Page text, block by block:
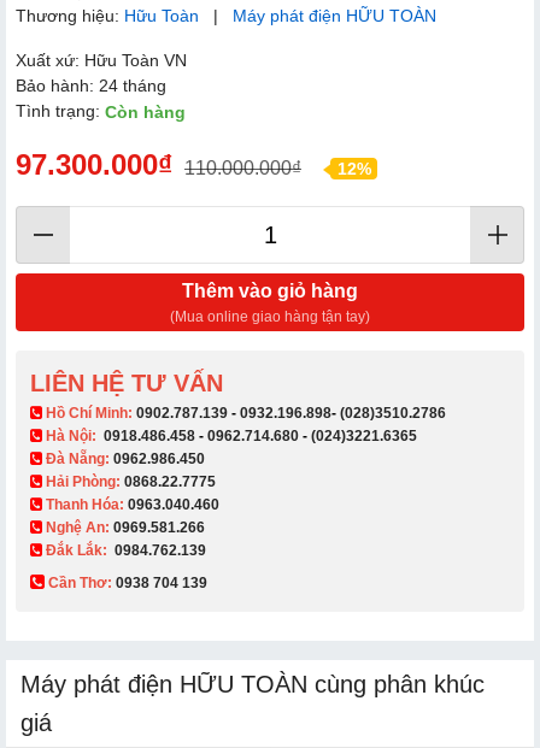
Thương hiệu: Hữu Toàn | Máy phát điện HỮU TOÀN
Xuất xứ: Hữu Toàn VN
Bảo hành: 24 tháng
Tình trạng: Còn hàng
97.300.000₫ 110.000.000₫ 12%
Thêm vào giỏ hàng
(Mua online giao hàng tận tay)
LIÊN HỆ TƯ VẤN
​ Hồ Chí Minh: 0902.787.139 - 0932.196.898- (028)3510.2786
Hà Nội: 0918.486.458 - 0962.714.680 - (024)3221.6365
Đà Nẵng: 0962.986.450
Hải Phòng: 0868.22.7775
Thanh Hóa: 0963.040.460
Nghệ An: 0969.581.266
Đắk Lắk: 0984.762.139
Cần Thơ: 0938 704 139​
Máy phát điện HỮU TOÀN cùng phân khúc
giá